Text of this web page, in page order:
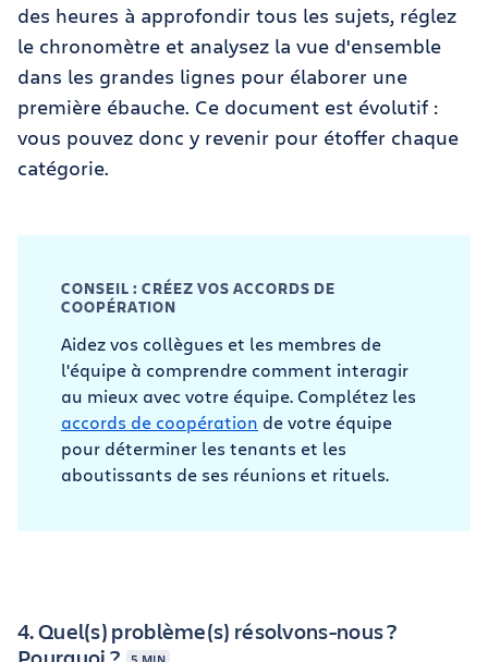
des heures à approfondir tous les sujets, réglez
le chronomètre et analysez la vue d'ensemble
dans les grandes lignes pour élaborer une
première ébauche. Ce document est évolutif :
vous pouvez donc y revenir pour étoffer chaque
catégorie.
CONSEIL : CRÉEZ VOS ACCORDS DE
COOPÉRATION
Aidez vos collègues et les membres de
l'équipe à comprendre comment interagir
au mieux avec votre équipe. Complétez les
accords de coopération de votre équipe
pour déterminer les tenants et les
aboutissants de ses réunions et rituels.
4. Quel(s) problème(s) résolvons-nous ?